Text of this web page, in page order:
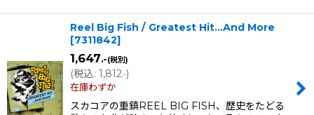
Reel Big Fish / Greatest Hit...And More
[7311842]
1,647.-(税別)
(税込: 1,812.-)
在庫わずか
スカコアの重鎮REEL BIG FISH、歴史をたどる